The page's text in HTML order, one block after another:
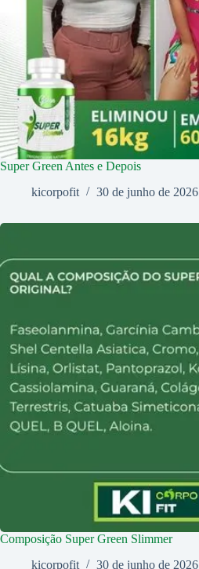
Super Green Antes e Depois
kicorpofit
30 de junho de 2026
Composição Super Green Slimmer
kicorpofit
30 de junho de 2026